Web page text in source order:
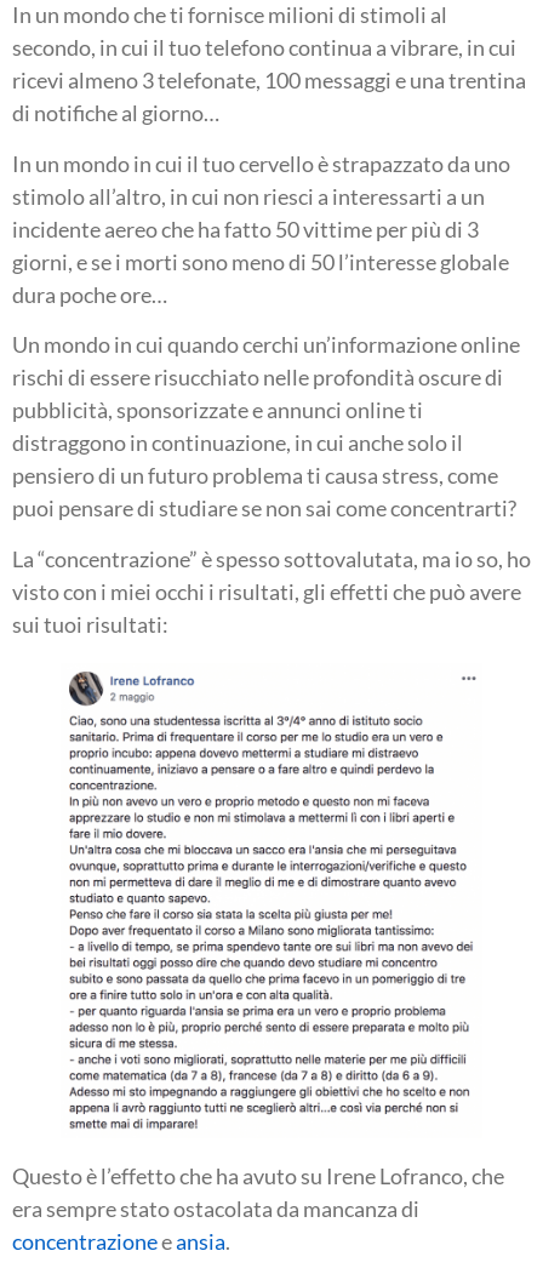
In un mondo che ti fornisce milioni di stimoli al
secondo, in cui il tuo telefono continua a vibrare, in cui
ricevi almeno 3 telefonate, 100 messaggi e una trentina
di notifiche al giorno…
In un mondo in cui il tuo cervello è strapazzato da uno
stimolo all’altro, in cui non riesci a interessarti a un
incidente aereo che ha fatto 50 vittime per più di 3
giorni, e se i morti sono meno di 50 l’interesse globale
dura poche ore…
Un mondo in cui quando cerchi un’informazione online
rischi di essere risucchiato nelle profondità oscure di
pubblicità, sponsorizzate e annunci online ti
distraggono in continuazione, in cui anche solo il
pensiero di un futuro problema ti causa stress, come
puoi pensare di studiare se non sai come concentrarti?
La “concentrazione” è spesso sottovalutata, ma io so, ho
visto con i miei occhi i risultati, gli effetti che può avere
sui tuoi risultati:
Questo è l’effetto che ha avuto su Irene Lofranco, che
era sempre stato ostacolata da mancanza di
concentrazioneeansia.